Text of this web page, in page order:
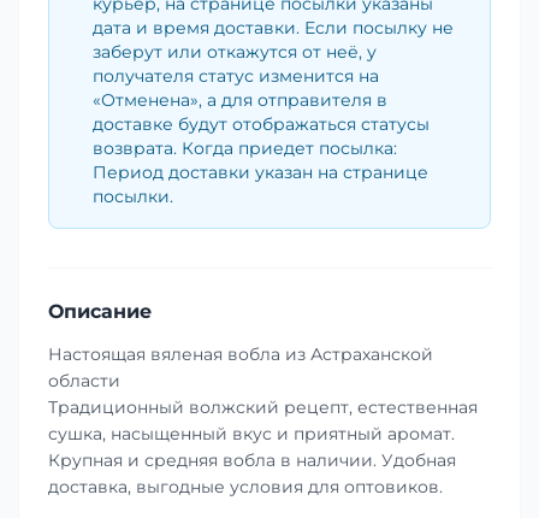
дата и время доставки. Если посылку не
заберут или откажутся от неё, у
получателя статус изменится на
«Отменена», а для отправителя в
доставке будут отображаться статусы
возврата. Когда приедет посылка:
Период доставки указан на странице
посылки.
Описание
Настоящая вяленая вобла из Астраханской
области
Традиционный волжский рецепт, естественная
сушка, насыщенный вкус и приятный аромат.
Крупная и средняя вобла в наличии. Удобная
доставка, выгодные условия для оптовиков.